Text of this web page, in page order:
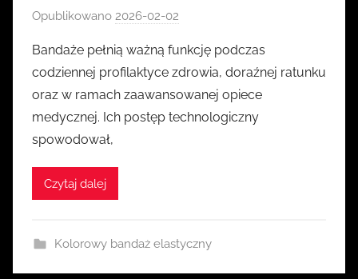
Opublikowano 2026-02-02
z
e
z
k
Bandaże pełnią ważną funkcję podczas
codziennej profilaktyce zdrowia, doraźnej ratunku
oraz w ramach zaawansowanej opiece
medycznej. Ich postęp technologiczny
spowodował,
Czytaj dalej
Kolorowy bandaż elastyczny